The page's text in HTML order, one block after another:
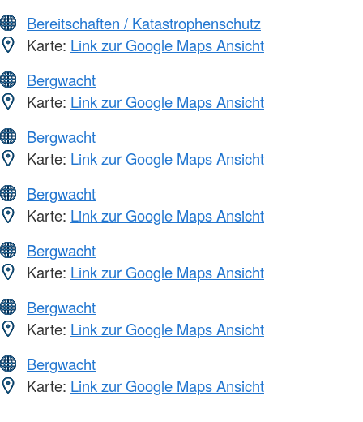
Bereitschaften / Katastrophenschutz
Karte: Link zur Google Maps Ansicht
Bergwacht
Karte: Link zur Google Maps Ansicht
Bergwacht
Karte: Link zur Google Maps Ansicht
Bergwacht
Karte: Link zur Google Maps Ansicht
Bergwacht
Karte: Link zur Google Maps Ansicht
Bergwacht
Karte: Link zur Google Maps Ansicht
Bergwacht
Karte: Link zur Google Maps Ansicht